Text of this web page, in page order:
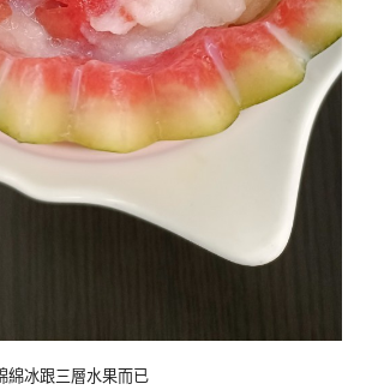
綿冰跟三層水果而已